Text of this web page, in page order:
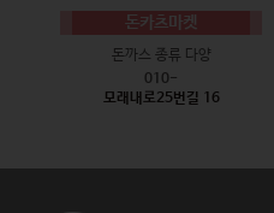
돈카츠마켓
돈까스 종류 다양
010-
모래내로25번길 16